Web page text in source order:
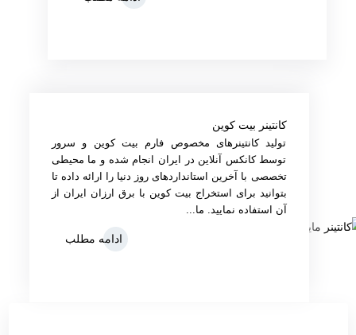
کانتینر بیت کوین
تولید کانتینرهای مخصوص فارم بیت کوین و سرور
توسط کانکس آنلاین در ایران انجام‌ شده و ما محیطی
تخصصی با آخرین استانداردهای روز دنیا را ارائه داده تا
بتوانید برای استخراج بیت کوین با برق ارزان ایران از
آن استفاده نمایید. ما...
ادامه مطلب